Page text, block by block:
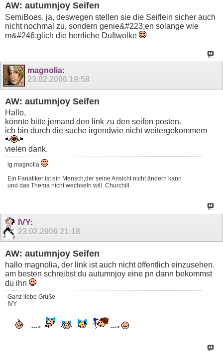
AW: autumnjoy Seifen
SemiBoes, ja, deswegen stellen sie die Seiflein sicher auch
nicht nochmal zu, sondern genie&#223;en solange wie
m&#246;glich die herrliche Duftwolke
magnolia:
23.02.2006 19:58
AW: autumnjoy Seifen
Hallo,
könnte bitte jemand den link zu den seifen posten.
ich bin durch die suche irgendwie nicht weitergekommem
vielen dank.
lg.magnolia
Ein Fanatiker ist ein Mensch,der seine Ansicht nicht ändern kann
und das Thema nicht wechseln will. Churchill
IVY:
23.02.2006 21:18
AW: autumnjoy Seifen
hallo magnolia, der link ist auch nicht öffentlich einzusehen.
am besten schreibst du autumnjoy eine pn dann bekommst
du ihn
Ganz liebe Grüße
IVY
---> --->